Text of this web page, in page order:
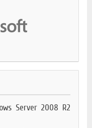
Server 2008 R2